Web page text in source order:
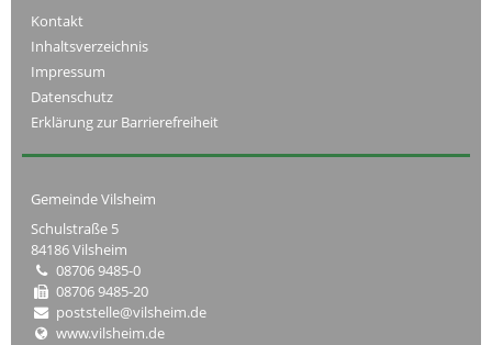
Kontakt
Inhaltsverzeichnis
Impressum
Datenschutz
Erklärung zur Barrierefreiheit
Gemeinde Vilsheim
Schulstraße 5
84186 Vilsheim
08706 9485-0
08706 9485-20
poststelle@vilsheim.de
www.vilsheim.de